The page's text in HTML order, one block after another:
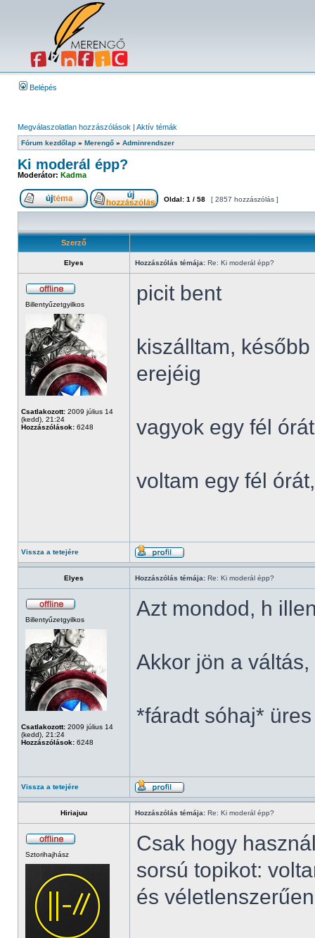
Belépés
Megválaszolatlan hozzászólások | Aktív témák
Fórum kezdőlap » Merengő » Adminrendszer
Ki moderál épp?
Moderátor: Kadma
Oldal: 1 / 58 [ 2857 hozzászólás ]
Szerző
Elyes Hozzászólás témája: Re: Ki moderál épp?
Billentyűzetgyilkos
Csatlakozott: 2009 július 14
(kedd), 21:24
Hozzászólások: 6248
picit bent
kiszálltam,
erejéig
vagyok egy fél órát
voltam egy fél
Vissza a tetejére
Elyes Hozzászólás témája: Re: Ki moderál épp?
Billentyűzetgyilkos
Csatlakozott: 2009 július 14
(kedd), 21:24
Hozzászólások: 6248
Azt mondod, h
Akkor jön a
*fáradt sóhaj* üres
Vissza a tetejére
Hiriajuu Hozzászólás témája: Re: Ki moderál épp?
Sztorihajhász
Csak hogy
sorsú topikot:
és